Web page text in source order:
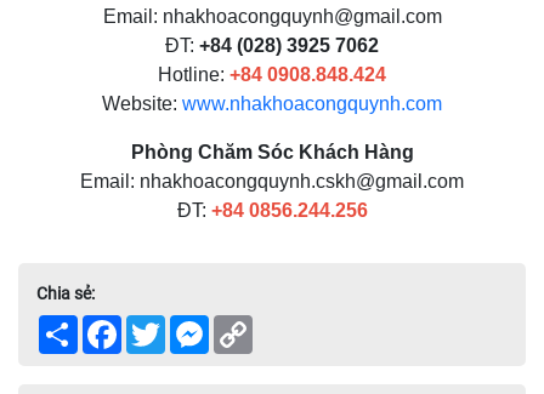
Email: nhakhoacongquynh@gmail.com
ĐT: +84 (028) 3925 7062
Hotline: +84 0908.848.424
Website: www.nhakhoacongquynh.com
Phòng Chăm Sóc Khách Hàng
Email: nhakhoacongquynh.cskh@gmail.com
ĐT: +84 0856.244.256
Chia sẻ:
Share Facebook
TwitterMessenger